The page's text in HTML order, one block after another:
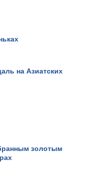
на Азиатских
золотым